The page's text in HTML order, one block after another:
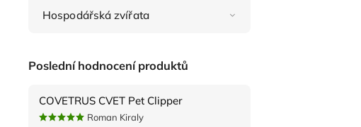
Hospodářská zvířata
Poslední hodnocení produktů
COVETRUS CVET Pet Clipper
Roman Kiraly